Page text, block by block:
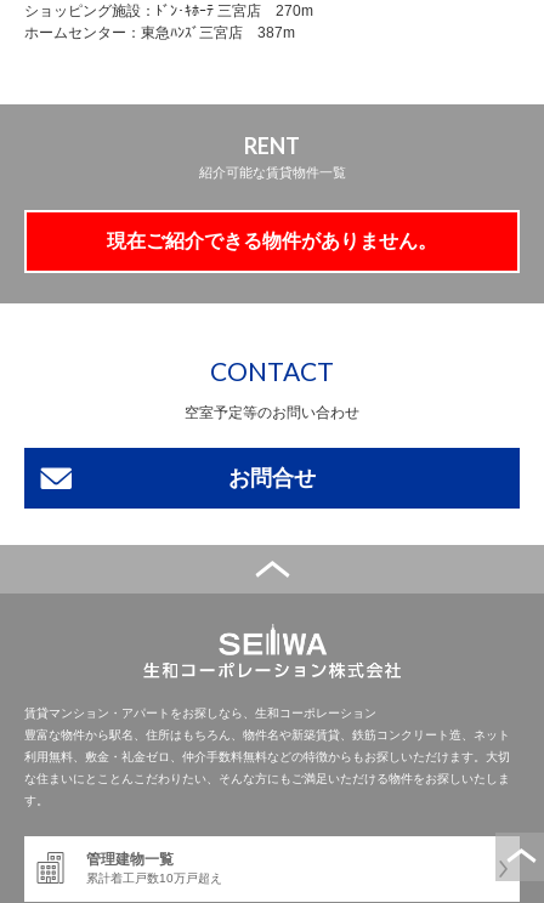
ショッピング施設：ﾄﾞﾝ･ｷﾎｰﾃ 三宮店 270m
ホームセンター：東急ﾊﾝｽﾞ三宮店 387m
RENT
紹介可能な賃貸物件一覧
現在ご紹介できる物件がありません。
CONTACT
空室予定等のお問い合わせ
お問合せ
賃貸マンション・アパートをお探しなら、生和コーポレーション
豊富な物件から駅名、住所はもちろん、物件名や新築賃貸、鉄筋コンクリート造、ネット
利用無料、敷金・礼金ゼロ、仲介手数料無料などの特徴からもお探しいただけます。大切
な住まいにとことんこだわりたい、そんな方にもご満足いただける物件をお探しいたしま
す。
管理建物一覧
累計着工戸数10万戸超え